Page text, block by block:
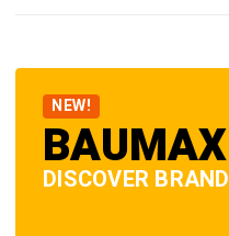
NEW!
BAUMAX
DISCOVER BRAND